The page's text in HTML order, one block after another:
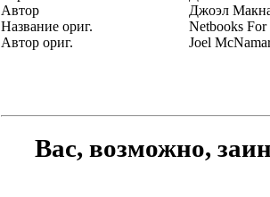
Автор
Джоэл
Название ориг.
Netbooks For
Автор ориг.
Joel
Вас, возможно,